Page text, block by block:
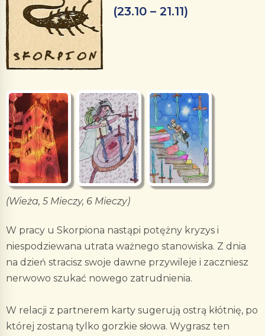
(23.10 – 21.11)
(Wieża, 5 Mieczy, 6 Mieczy)
W pracy u Skorpiona nastąpi potężny kryzys i
niespodziewana utrata ważnego stanowiska. Z dnia
na dzień stracisz swoje dawne przywileje i zaczniesz
nerwowo szukać nowego zatrudnienia.
W relacji z partnerem karty sugerują ostrą kłótnię, po
której zostaną tylko gorzkie słowa. Wygrasz ten